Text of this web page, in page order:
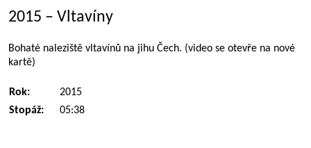
2015 – Vltavíny
Bohaté naleziště vltavínů na jihu Čech. (video se otevře na nové
kartě)
Rok:
2015
Stopáž:
05:38